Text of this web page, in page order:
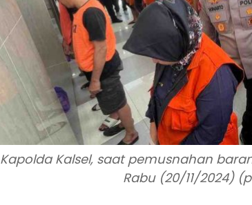
Kapolda Kalsel, saat pemusnahan
Rabu (20/11/2024)